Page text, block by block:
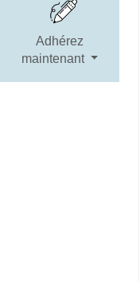
Adhérez
maintenant